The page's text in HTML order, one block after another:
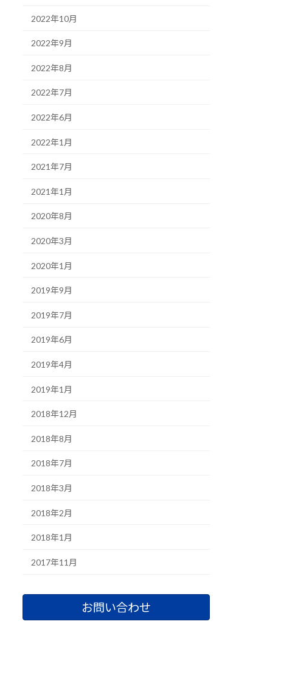
2022年10月
2022年9月
2022年8月
2022年7月
2022年6月
2022年1月
2021年7月
2021年1月
2020年8月
2020年3月
2020年1月
2019年9月
2019年7月
2019年6月
2019年4月
2019年1月
2018年12月
2018年8月
2018年7月
2018年3月
2018年2月
2018年1月
2017年11月
お問い合わせ